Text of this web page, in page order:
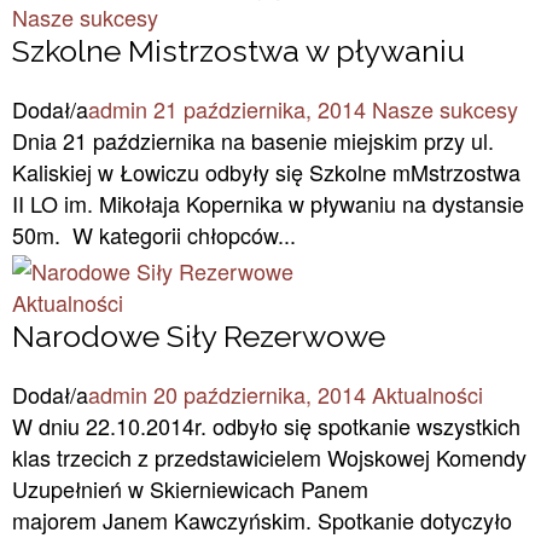
Nasze sukcesy
Szkolne Mistrzostwa w pływaniu
Dodał/aadmin 21 października, 2014 Nasze sukcesy
Dnia 21 października na basenie miejskim przy ul.
Kaliskiej w Łowiczu odbyły się Szkolne mMstrzostwa
II LO im. Mikołaja Kopernika w pływaniu na dystansie
50m. W kategorii chłopców...
Aktualności
Narodowe Siły Rezerwowe
Dodał/aadmin 20 października, 2014Aktualności
W dniu 22.10.2014r. odbyło się spotkanie wszystkich
klas trzecich z przedstawicielem Wojskowej Komendy
Uzupełnień w Skierniewicach Panem
majorem Janem Kawczyńskim. Spotkanie dotyczyło